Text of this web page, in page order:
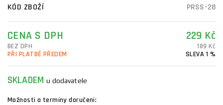
KÓD ZBOŽÍ
PRSS-28
CENA S DPH 229 Kč
BEZ DPH
189 Kč
PŘI PLATBĚ PŘEDEM
SLEVA 1 %
SKLADEMu dodavatele
Možnosti a termíny doručení: